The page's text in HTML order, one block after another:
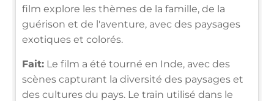
film explore les thèmes de la famille, de la
guérison et de l'aventure, avec des paysages
exotiques et colorés.
Fait: Le film a été tourné en Inde, avec des
scènes capturant la diversité des paysages et
des cultures du pays. Le train utilisé dans le